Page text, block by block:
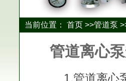
当前位置： 首页 >>管道泵
管道离心
1.管道离心